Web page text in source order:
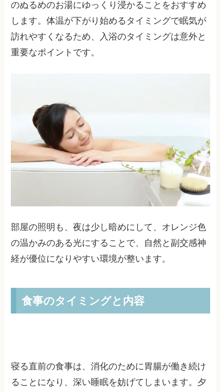
のぬるめのお湯にゆっくり浸かることをおすすめ
します。体温が下がり始めるタイミングで眠気が
訪れやすくなるため、入浴のタイミングは意外と
重要なポイントです。
部屋の照明も、夜は少し暗めにして、オレンジ色
の温かみのある光にすることで、自然と副交感神
経が優位になりやすい環境が整います。
食事のタイミングと内容
寝る直前の食事は、消化のために胃腸が働き続け
ることになり、深い睡眠を妨げてしまいます。夕